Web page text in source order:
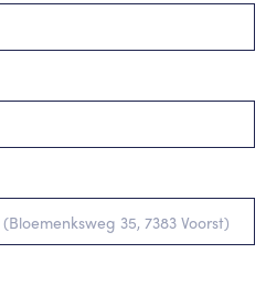
(Bloemenksweg 35, 7383 Voorst)